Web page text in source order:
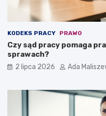
KODEKS PRACY PRAWO
Czy sąd pracy pomaga
sprawach?
2 lipca 2026 Ada